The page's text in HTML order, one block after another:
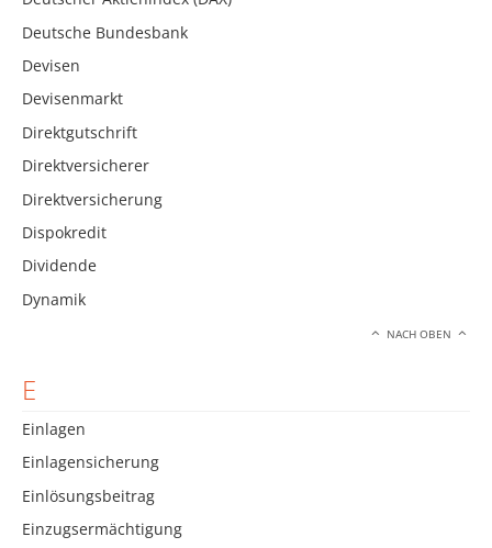
Deutsche Bundesbank
Devisen
Devisenmarkt
Direktgutschrift
Direktversicherer
Direktversicherung
Dispokredit
Dividende
Dynamik
NACH OBEN
E
Einlagen
Einlagensicherung
Einlösungsbeitrag
Einzugsermächtigung